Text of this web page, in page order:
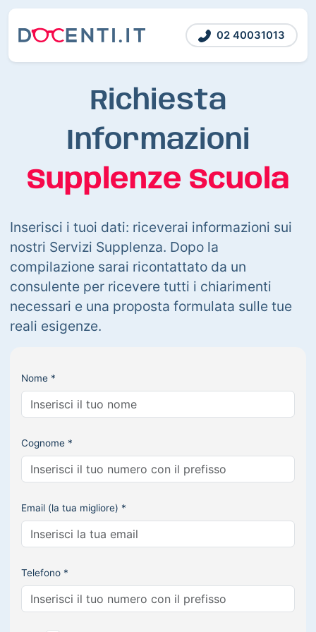
02 40031013
Richiesta
Informazioni
Supplenze Scuola
Inserisci i tuoi dati: riceverai informazioni sui
nostri Servizi Supplenza. Dopo la
compilazione sarai ricontattato da un
consulente per ricevere tutti i chiarimenti
necessari e una proposta formulata sulle tue
reali esigenze.
Nome *
Cognome *
Email (la tua migliore) *
Telefono *